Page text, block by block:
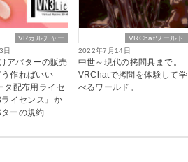
VRカルチャー
日
アバターの販売
作ればいい
タ配布用ライセ
イセンス』か
ーの規約
VRChatワールド
2022年7月14日
中世～現代の拷問具まで。
VRChatで拷問を体験して学
べるワールド。